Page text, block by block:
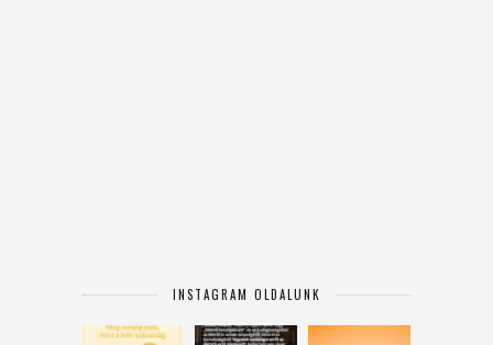
INSTAGRAM OLDALUNK